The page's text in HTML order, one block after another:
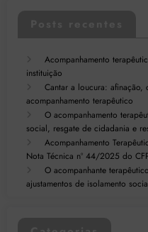
Acompanhamento
instituição
Cantar a loucura: afinação,
acompanhamento terapêutico
O acompanhamento
social, resgate de cidadania e
Acompanhamento
Nota Técnica nº 44/2025 do
O acompanhante
ajustamentos de isolamento